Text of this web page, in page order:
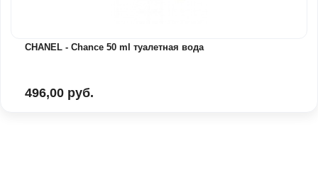
CHANEL - Chance 50 ml туалетная вода
496,00 руб.